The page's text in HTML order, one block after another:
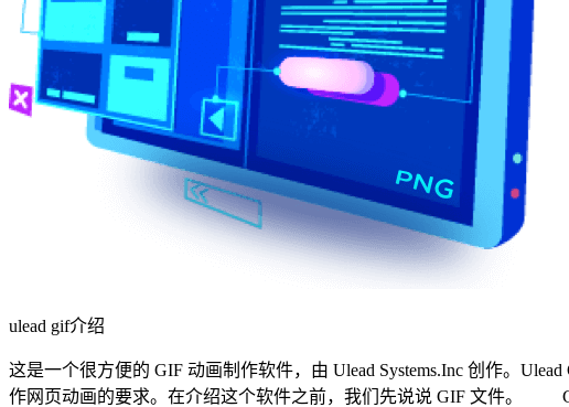
ulead gif介绍
这是一个很方便的 GIF 动画制作软件，由 Ulead Systems.Inc 创作。
作网页动画的要求。在介绍这个软件之前，我们先说说 GIF 文件。